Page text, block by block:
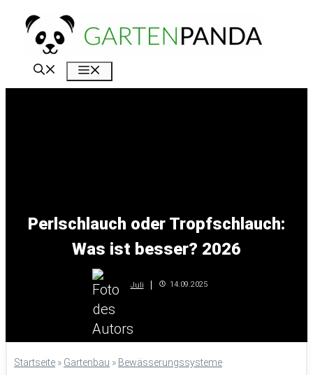
Zum
Inhalt
springen
Perlschlauch oder Tropfschlauch:
Was ist besser? 2026
Juli 14.09.2025
Startseite » Gartenbau » Bewässerungssysteme